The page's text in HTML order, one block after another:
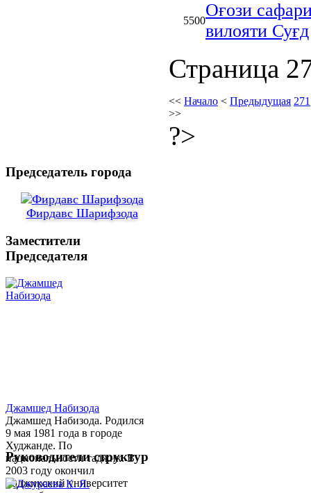
5500
Оғози
вилояти Суғд
Страница
<< Начало < Предыдущая 271
>>
?>
Председатель города
Фирдавс Шарифзода
Заместители
Председателя
Джамшед Набизода
Джамшед Набизода. Родился
9 мая 1981 года в городе
Худжанде. По
национальности таджик. В
2003 году окончил
Таджикский университет
Руководители структур